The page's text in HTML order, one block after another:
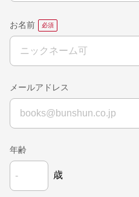
お名前
メールアドレス
年齢
歳